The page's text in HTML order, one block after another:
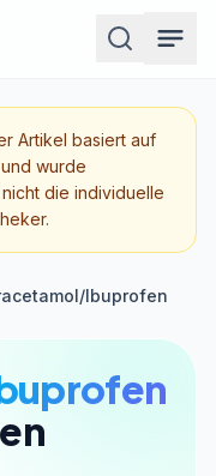
Artikel basiert auf
wurde
die individuelle
Ibuprofen